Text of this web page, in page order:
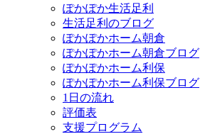
ぽかぽか生活足利
生活足利のブログ
ぽかぽかホーム朝倉
ぽかぽかホーム朝倉ブログ
ぽかぽかホーム利保
ぽかぽかホーム利保ブログ
1日の流れ
評価表
支援プログラム